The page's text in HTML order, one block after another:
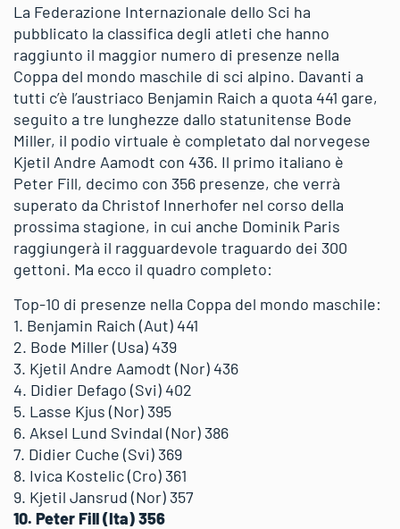
La Federazione Internazionale dello Sci ha
pubblicato la classifica degli atleti che hanno
raggiunto il maggior numero di presenze nella
Coppa del mondo maschile di sci alpino. Davanti a
tutti c’è l’austriaco Benjamin Raich a quota 441 gare,
seguito a tre lunghezze dallo statunitense Bode
Miller, il podio virtuale è completato dal norvegese
Kjetil Andre Aamodt con 436. Il primo italiano è
Peter Fill, decimo con 356 presenze, che verrà
superato da Christof Innerhofer nel corso della
prossima stagione, in cui anche Dominik Paris
raggiungerà il ragguardevole traguardo dei 300
gettoni. Ma ecco il quadro completo:
Top-10 di presenze nella Coppa del mondo maschile:
1. Benjamin Raich (Aut) 441
2. Bode Miller (Usa) 439
3. Kjetil Andre Aamodt (Nor) 436
4. Didier Defago (Svi) 402
5. Lasse Kjus (Nor) 395
6. Aksel Lund Svindal (Nor) 386
7. Didier Cuche (Svi) 369
8. Ivica Kostelic (Cro) 361
9. Kjetil Jansrud (Nor) 357
10. Peter Fill (Ita) 356